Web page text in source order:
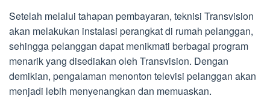
Setelah melalui tahapan pembayaran, teknisi Transvision
akan melakukan instalasi perangkat di rumah pelanggan,
sehingga pelanggan dapat menikmati berbagai program
menarik yang disediakan oleh Transvision. Dengan
demikian, pengalaman menonton televisi pelanggan akan
menjadi lebih menyenangkan dan memuaskan.